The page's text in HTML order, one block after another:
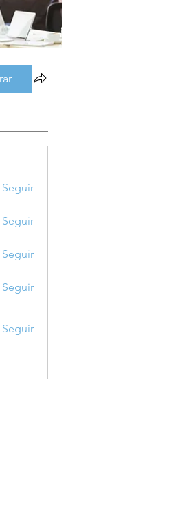
Seguir
Seguir
Seguir
Seguir
Seguir